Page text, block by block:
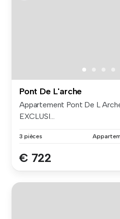
Pont De L'arche
Appartement Pont De L
EXCLUSI...
3 pièces
€ 722